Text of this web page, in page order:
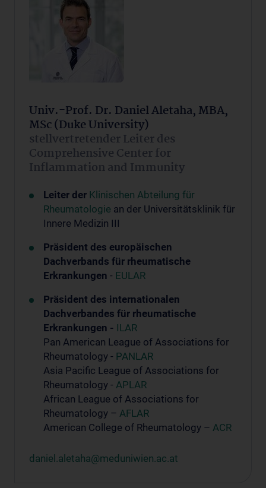
Univ.-Prof. Dr. Daniel Aletaha, MBA,
MSc (Duke University)
stellvertretender Leiter des
Comprehensive Center for
Inflammation and Immunity
Leiter der Klinischen Abteilung für
Rheumatologie an der Universitätsklinik für
Innere Medizin III
Präsident des europäischen
Dachverbands für rheumatische
Erkrankungen - EULAR
Präsident des internationalen
Dachverbandes für rheumatische
Erkrankungen - ILAR
Pan American League of Associations for
Rheumatology - PANLAR
Asia Pacific League of Associations for
Rheumatology - APLAR
African League of Associations for
Rheumatology – AFLAR
American College of Rheumatology – ACR
daniel.aletaha@meduniwien.ac.at